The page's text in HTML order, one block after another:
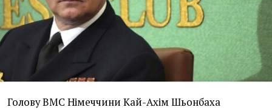
Голову ВМС Німеччини Кай-Ахім Шьонбаха